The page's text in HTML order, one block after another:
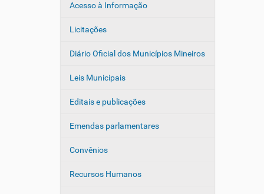
Acesso à Informação
Licitações
Diário Oficial dos Municípios Mineiros
Leis Municipais
Editais e publicações
Emendas parlamentares
Convênios
Recursos Humanos